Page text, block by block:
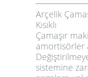
Arçelik
Kısıklı
Çamaşır
amortisörler
sistemine